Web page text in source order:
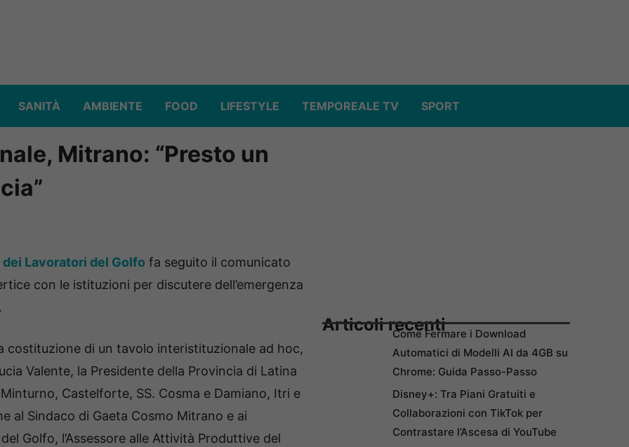
SANITÀ AMBIENTE FOOD LIFESTYLE TEMPOREALE TV SPORT
Mitrano: “Presto un
Lavoratori del Golfo fa seguito il comunicato
con le istituzioni per discutere dell’emergenza
costituzione di un tavolo interistituzionale ad hoc,
Valente, la Presidente della Provincia di Latina
Castelforte, SS. Cosma e Damiano, Itri e
al Sindaco di Gaeta Cosmo Mitrano e ai
Golfo, l’Assessore alle Attività Produttive del
Articoli recentiCome Fermare i Download
Automatici di Modelli AI da 4GB su
Chrome: Guida Passo-Passo
Disney+: Tra Piani Gratuiti e
Collaborazioni con TikTok per
Contrastare l’Ascesa di YouTube